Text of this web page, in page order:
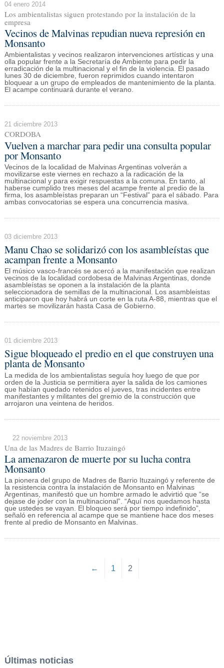
04 enero 2014
Los ambientalistas siguen protestando por la instalación de la
empresa
Vecinos de Malvinas repudian nueva represión en
Monsanto
Ambientalistas y vecinos realizaron intervenciones artísticas y una
olla popular frente a la Secretaría de Ambiente para pedir la
erradicación de la multinacional y el fin de la violencia. El pasado
lunes 30 de diciembre, fueron reprimidos cuando intentaron
bloquear a un grupo de empleados de mantenimiento de la planta.
El acampe continuará durante el verano.
21 diciembre 2013
CORDOBA
Vuelven a marchar para pedir una consulta popular
por Monsanto
Vecinos de la localidad de Malvinas Argentinas volverán a
movilizarse este viernes en rechazo a la radicación de la
multinacional y para exigir respuestas a la comuna. En tanto, al
haberse cumplido tres meses del acampe frente al predio de la
firma, los asambleístas preparan un “Festival” para el sábado. Para
ambas convocatorias se espera una concurrencia masiva.
03 diciembre 2013
Manu Chao se solidarizó con los asambleístas que
acampan frente a Monsanto
El músico vasco-francés se acercó a la manifestación que realizan
vecinos de la localidad cordobesa de Malvinas Argentinas, donde
asambleístas se oponen a la instalación de la planta
seleccionadora de semillas de la multinacional. Los asambleistas
anticiparon que hoy habrá un corte en la ruta A-88, mientras que el
martes se movilizarán hasta Casa de Gobierno.
01 diciembre 2013
Sigue bloqueado el predio en el que construyen una
planta de Monsanto
La medida de los ambientalistas seguía hoy luego de que por
orden de la Justicia se permitiera ayer la salida de los camiones
que habían quedado retenidos el jueves, tras incidentes entre
manifestantes y militantes del gremio de la construcción que
arrojaron una veintena de heridos.
22 noviembre 2013
Una de las Madres de Barrio Ituzaingó
La amenazaron de muerte por su lucha contra
Monsanto
La pionera del grupo de Madres de Barrio Ituzaingó y referente de
la resistencia contra la instalación de Monsanto en Malvinas
Argentinas, manifestó que un hombre armado le advirtió que “se
dejase de joder con la multinacional”. “Aquí nos quedamos hasta
que ustedes se vayan. El bloqueo será por tiempo indefinido”,
señaló en referencia al acampe que se mantiene hace dos meses
frente al predio de Monsanto en Malvinas.
← 1 2
Últimas noticias